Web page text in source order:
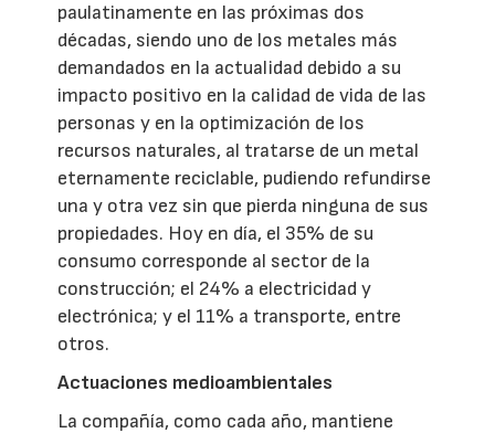
paulatinamente en las próximas dos
décadas, siendo uno de los metales más
demandados en la actualidad debido a su
impacto positivo en la calidad de vida de las
personas y en la optimización de los
recursos naturales, al tratarse de un metal
eternamente reciclable, pudiendo refundirse
una y otra vez sin que pierda ninguna de sus
propiedades. Hoy en día, el 35% de su
consumo corresponde al sector de la
construcción; el 24% a electricidad y
electrónica; y el 11% a transporte, entre
otros.
Actuaciones medioambientales
La compañía, como cada año, mantiene